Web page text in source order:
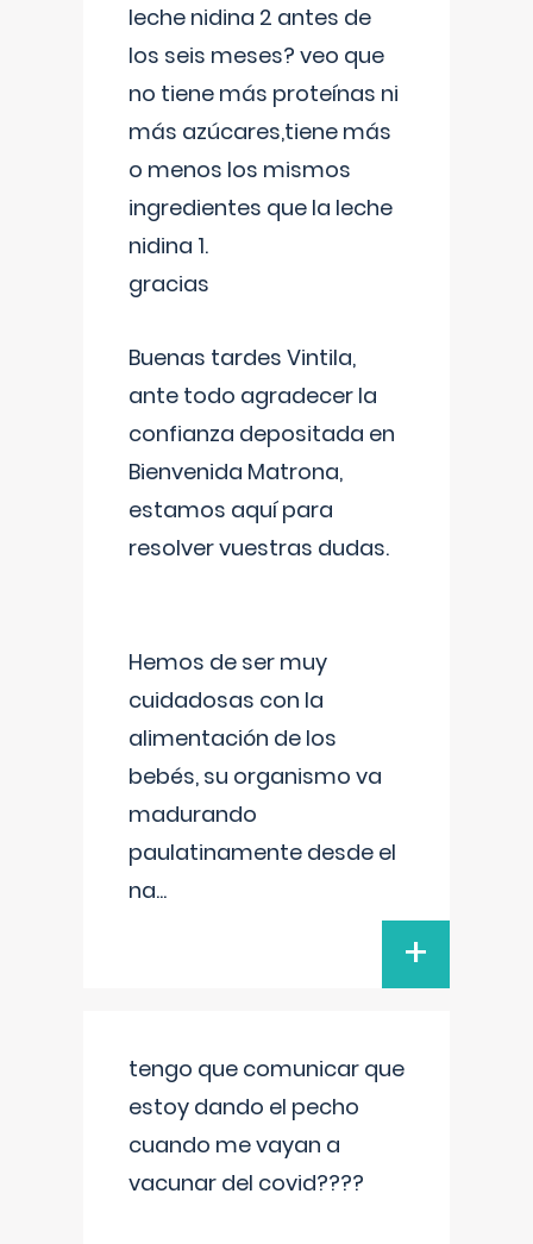
leche nidina 2 antes de
los seis meses? veo que
no tiene más proteínas ni
más azúcares,tiene más
o menos los mismos
ingredientes que la leche
nidina 1.
gracias
Buenas tardes Vintila,
ante todo agradecer la
confianza depositada en
Bienvenida Matrona,
estamos aquí para
resolver vuestras dudas.
Hemos de ser muy
cuidadosas con la
alimentación de los
bebés, su organismo va
madurando
paulatinamente desde el
na...
+
tengo que comunicar que
estoy dando el pecho
cuando me vayan a
vacunar del covid????